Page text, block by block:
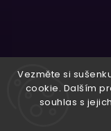
Vezměte si
cookie. Dalším
souhlas s
Sledovat na
Copyright 2026